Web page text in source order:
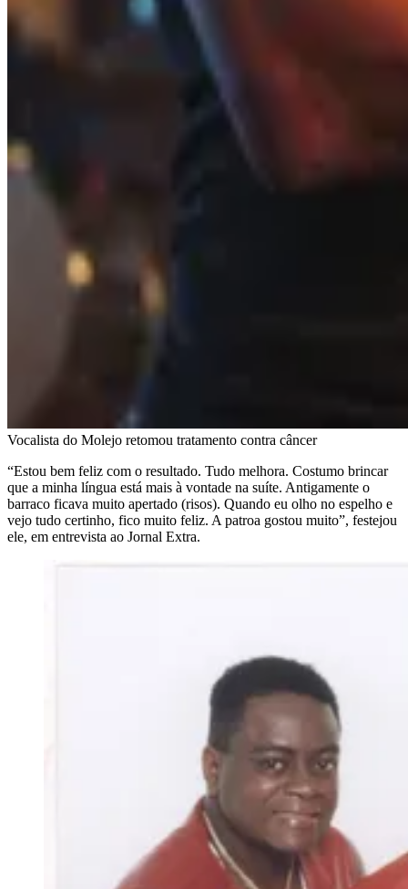
Vocalista do Molejo retomou tratamento contra câncer
“Estou bem feliz com o resultado. Tudo melhora. Costumo brincar
que a minha língua está mais à vontade na suíte. Antigamente o
barraco ficava muito apertado (risos). Quando eu olho no espelho e
vejo tudo certinho, fico muito feliz. A patroa gostou muito”, festejou
ele, em entrevista ao Jornal Extra.